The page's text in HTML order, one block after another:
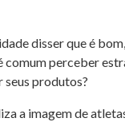
disser que é
comum perceber
seus produtos?
a imagem de